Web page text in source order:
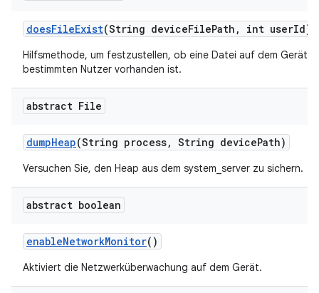
doesFileExist(String deviceFilePath , int userId)
Hilfsmethode, um festzustellen, ob eine Datei auf dem Gerät
bestimmten Nutzer vorhanden ist.
abstract File
dumpHeap(String process, String devicePath)
Versuchen Sie, den Heap aus dem system_server zu sichern.
abstract boolean
enableNetworkMonitor()
Aktiviert die Netzwerküberwachung auf dem Gerät.